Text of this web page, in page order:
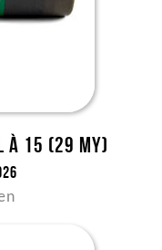
15 (29 my)